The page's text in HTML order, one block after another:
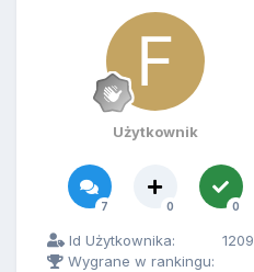
Użytkownik
7 0 0
Id Użytkownika:
Wygrane w rankingu: